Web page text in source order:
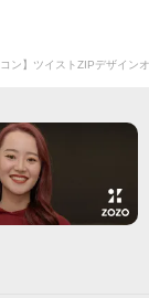
ン】ツイストZIPデザイン